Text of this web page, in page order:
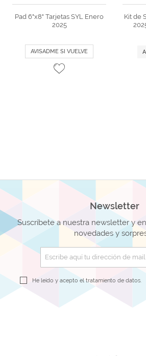
Pad 6"x8" Tarjetas SYL Enero
2025
AVISADME SI VUELVE
Kit de
Newsletter
Suscríbete a nuestra newsletter y
novedades y
He leído y acepto el tratamiento de datos.